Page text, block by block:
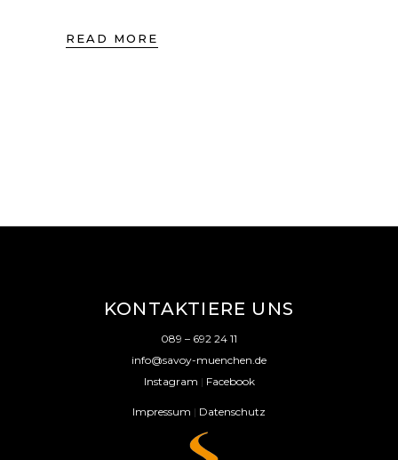
READ MORE
KONTAKTIERE UNS
089 – 692 24 11
info@savoy-muenchen.de
Instagram | Facebook
Impressum | Datenschutz